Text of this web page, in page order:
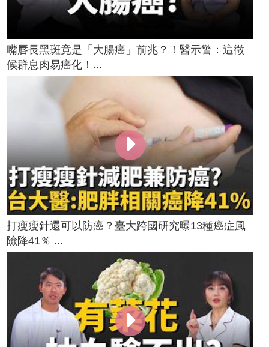
嘴唇長黑斑竟是「大腸癌」前兆？！醫示警：這徵
候群息肉易癌化！...
打瘦瘦針還可以防癌？臺大跨國研究曝13種癌症風
險降41％ ...